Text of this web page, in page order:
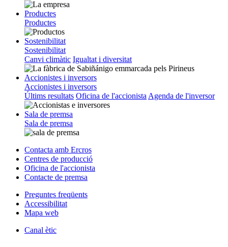
Productes
Productes
Sostenibilitat
Sostenibilitat
Canvi climàtic Igualtat i diversitat
Accionistes i inversors
Accionistes i inversors
Últims resultats Oficina de l'accionista Agenda de l'inversor
Sala de premsa
Sala de premsa
Contacta amb Ercros
Centres de producció
Oficina de l'accionista
Contacte de premsa
Preguntes freqüents
Accessibilitat
Mapa web
Canal ètic